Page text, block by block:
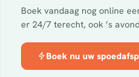
Boek vandaag nog online
er 24/7 terecht, ook ’s
Boek nu uw